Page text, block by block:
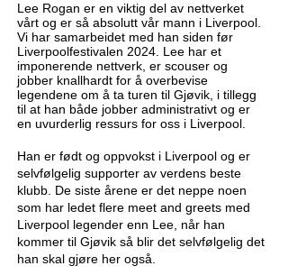
Lee Rogan er en viktig del av nettverket
vårt og er så absolutt vår mann i Liverpool.
Vi har samarbeidet med han siden før
Liverpoolfestivalen 2024. Lee har et
imponerende nettverk, er scouser og
jobber knallhardt for å overbevise
legendene om å ta turen til Gjøvik, i tillegg
til at han både jobber administrativt og er
en uvurderlig ressurs for oss i Liverpool.
Han er født og oppvokst i Liverpool og er
selvfølgelig supporter av verdens beste
klubb. De siste årene er det neppe noen
som har ledet flere meet and greets med
Liverpool legender enn Lee, når han
kommer til Gjøvik så blir det selvfølgelig det
han skal gjøre her også.